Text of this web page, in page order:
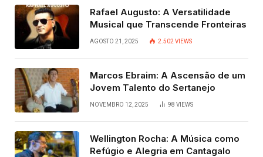
Rafael Augusto: A Versatilidade
Musical que Transcende Fronteiras
AGOSTO 21, 2025 2.502 VIEWS
Marcos Ebraim: A Ascensão de um
Jovem Talento do Sertanejo
NOVEMBRO 12, 2025 98 VIEWS
Wellington Rocha: A Música como
Refúgio e Alegria em Cantagalo